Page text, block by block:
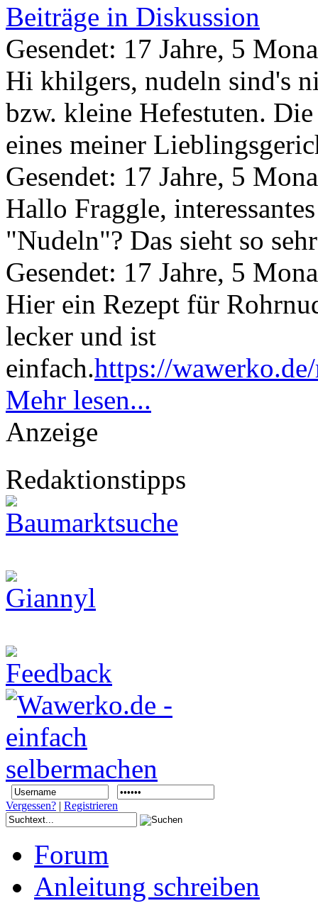
Beiträge in Diskussion
Gesendet: 17 Jahre, 5
Hi khilgers, nudeln sind's
bzw. kleine Hefestuten.
eines meiner
Gesendet: 17 Jahre, 5
Hallo Fraggle,
"Nudeln"? Das sieht so
Gesendet: 17 Jahre, 5
Hier ein Rezept für
lecker und ist
einfach.https://
Mehr lesen...
Anzeige
Redaktionstipps
Vergessen? | Registrieren
Forum
Anleitung schreiben